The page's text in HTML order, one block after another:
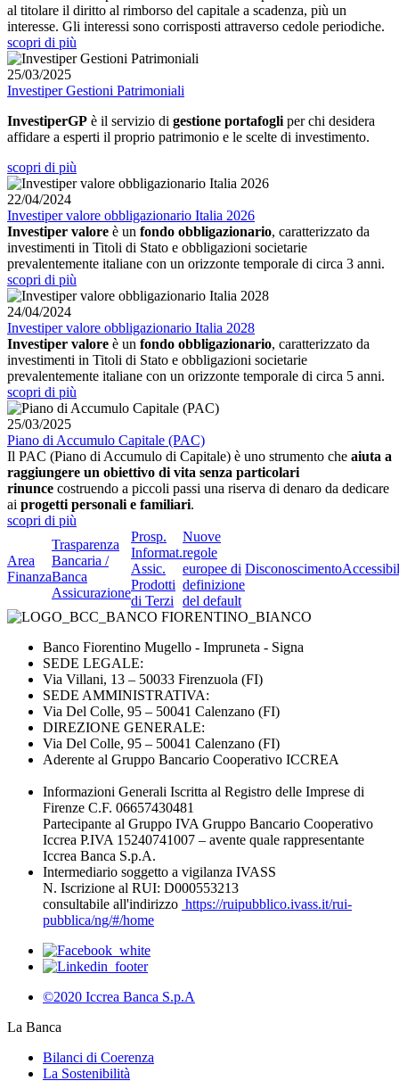
al titolare il diritto al rimborso del capitale a scadenza, più un
interesse. Gli interessi sono corrisposti attraverso cedole periodiche.
scopri di più
25/03/2025
Investiper Gestioni Patrimoniali
InvestiperGP è il servizio di gestione portafogli per chi desidera
affidare a esperti il proprio patrimonio e le scelte di investimento.
scopri di più
22/04/2024
Investiper valore obbligazionario Italia 2026
Investiper valore è un fondo obbligazionario, caratterizzato da
investimenti in Titoli di Stato e obbligazioni societarie
prevalentemente italiane con un orizzonte temporale di circa 3 anni.
scopri di più
24/04/2024
Investiper valore obbligazionario Italia 2028
Investiper valore è un fondo obbligazionario, caratterizzato da
investimenti in Titoli di Stato e obbligazioni societarie
prevalentemente italiane con un orizzonte temporale di circa 5 anni.
scopri di più
25/03/2025
Piano di Accumulo Capitale (PAC)
Il PAC (Piano di Accumulo di Capitale) è uno strumento che aiuta a
raggiungere un obiettivo di vita senza particolari
rinunce costruendo a piccoli passi una riserva di denaro da dedicare
ai progetti personali e familiari.
scopri di più
Area
Finanza
Trasparenza
Bancaria /
Banca
Assicurazione
Prosp.
Informat.
Assic.
Prodotti
di Terzi
Nuove
regole
europee di
definizione
del default
Disconoscimento
Banco Fiorentino Mugello - Impruneta - Signa
SEDE LEGALE:
Via Villani, 13 – 50033 Firenzuola (FI)
SEDE AMMINISTRATIVA:
Via Del Colle, 95 – 50041 Calenzano (FI)
DIREZIONE GENERALE:
Via Del Colle, 95 – 50041 Calenzano (FI)
Aderente al Gruppo Bancario Cooperativo ICCREA
Informazioni Generali Iscritta al Registro delle Imprese di
Firenze C.F. 06657430481
Partecipante al Gruppo IVA Gruppo Bancario Cooperativo
Iccrea P.IVA 15240741007 – avente quale rappresentante
Iccrea Banca S.p.A.
Intermediario soggetto a vigilanza IVASS
N. Iscrizione al RUI: D000553213
consultabile all'indirizzo https://ruipubblico.ivass.it/rui-
pubblica/ng/#/home
©2020 Iccrea Banca S.p.A
La Banca
Bilanci di Coerenza
La Sostenibilità